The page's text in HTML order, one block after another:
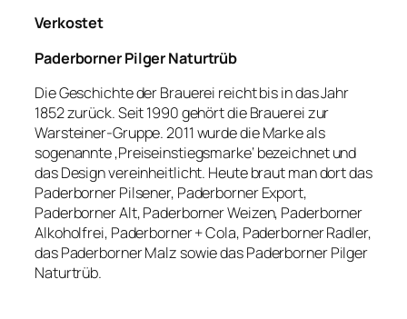
Verkostet
Paderborner Pilger Naturtrüb
Die Geschichte der Brauerei reicht bis in das Jahr
1852 zurück. Seit 1990 gehört die Brauerei zur
Warsteiner-Gruppe. 2011 wurde die Marke als
sogenannte ‚Preiseinstiegsmarke‘ bezeichnet und
das Design vereinheitlicht. Heute braut man dort das
Paderborner Pilsener, Paderborner Export,
Paderborner Alt, Paderborner Weizen, Paderborner
Alkoholfrei, Paderborner + Cola, Paderborner Radler,
das Paderborner Malz sowie das Paderborner Pilger
Naturtrüb.